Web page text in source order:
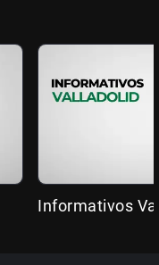
Informativos